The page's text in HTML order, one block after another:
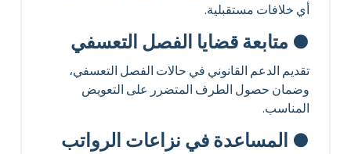
أي خلافات مستقبلية.
● متابعة قضايا الفصل التعسفي
تقديم الدعم القانوني في حالات الفصل التعسفي،
وضمان حصول الطرف المتضرر على التعويض
المناسب.
● المساعدة في نزاعات الرواتب